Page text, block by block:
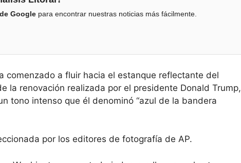
Google para encontrar nuestras noticias más fácilmente.
comenzado a fluir hacia el estanque reflectante del
la renovación realizada por el presidente Donald Trump,
tono intenso que él denominó “azul de la bandera
por los editores de fotografía de AP.